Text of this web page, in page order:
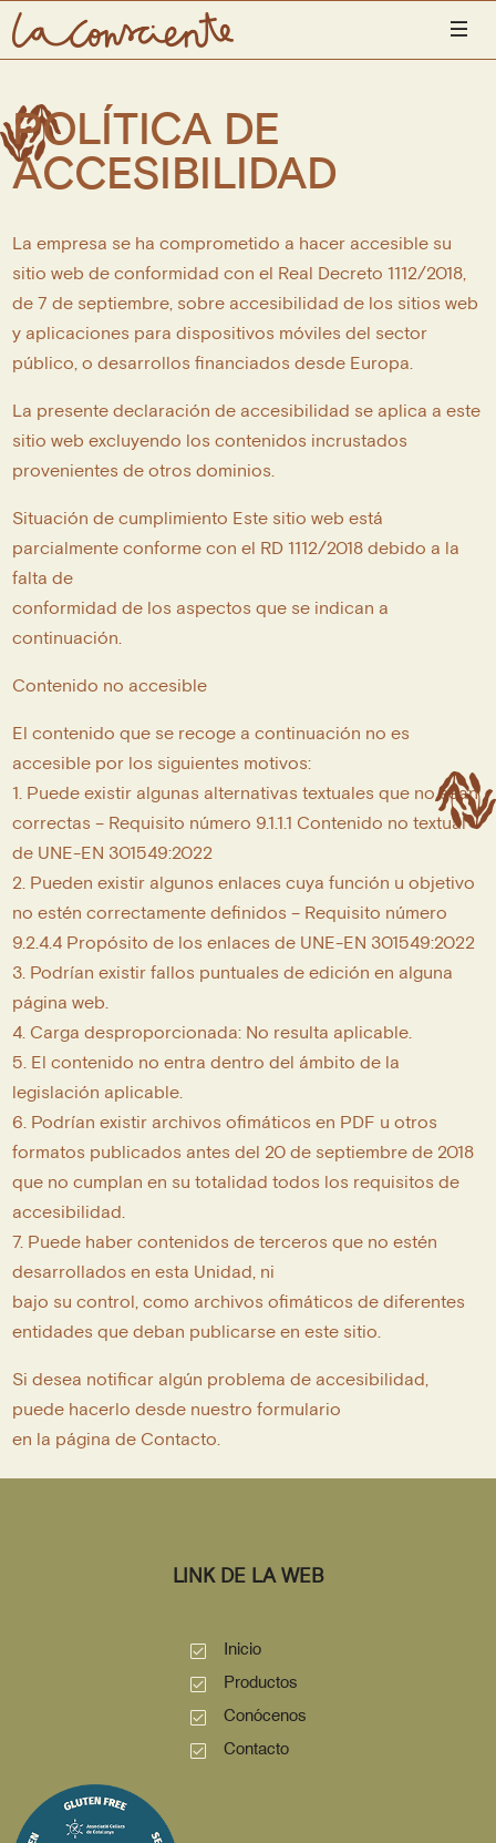
PRODUCTOS
CONÓCENOS
UBICACIONES
CONTACTO
POLÍTICA DE
ACCESIBILIDAD
La empresa se ha comprometido a hacer accesible su
sitio web de conformidad con el Real Decreto 1112/2018,
de 7 de septiembre, sobre accesibilidad de los sitios web
y aplicaciones para dispositivos móviles del sector
público, o desarrollos financiados desde Europa.
La presente declaración de accesibilidad se aplica a este
sitio web excluyendo los contenidos incrustados
provenientes de otros dominios.
Situación de cumplimiento Este sitio web está
parcialmente conforme con el RD 1112/2018 debido a la
falta de
conformidad de los aspectos que se indican a
continuación.
Contenido no accesible
El contenido que se recoge a continuación no es
accesible por los siguientes motivos:
1. Puede existir algunas alternativas textuales que no sean
correctas – Requisito número 9.1.1.1 Contenido no textual
de UNE-EN 301549:2022
2. Pueden existir algunos enlaces cuya función u objetivo
no estén correctamente definidos – Requisito número
9.2.4.4 Propósito de los enlaces de UNE-EN 301549:2022
3. Podrían existir fallos puntuales de edición en alguna
página web.
4. Carga desproporcionada: No resulta aplicable.
5. El contenido no entra dentro del ámbito de la
legislación aplicable.
6. Podrían existir archivos ofimáticos en PDF u otros
formatos publicados antes del 20 de septiembre de 2018
que no cumplan en su totalidad todos los requisitos de
accesibilidad.
7. Puede haber contenidos de terceros que no estén
desarrollados en esta Unidad, ni
bajo su control, como archivos ofimáticos de diferentes
entidades que deban publicarse en este sitio.
Si desea notificar algún problema de accesibilidad,
puede hacerlo desde nuestro formulario
en la página de Contacto.
LINK DE LA WEB
Inicio
Productos
Conócenos
Contacto